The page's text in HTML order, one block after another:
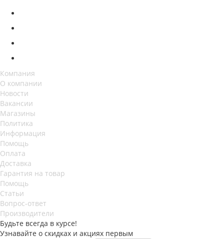
Компания
О компании
Новости
Вакансии
Магазины
Политика
Информация
Помощь
Оплата
Доставка
Гарантия на товар
Помощь
Статьи
Вопрос-ответ
Производители
Будьте всегда в курсе!
Узнавайте о скидках и акциях первым